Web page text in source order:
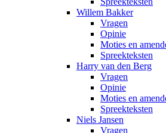
Willem Bakker
Vragen
Opinie
Moties en
Spreekteksten
Harry van den Berg
Vragen
Opinie
Moties en
Spreekteksten
Niels Jansen
Vragen